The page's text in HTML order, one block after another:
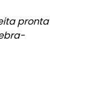
pronta